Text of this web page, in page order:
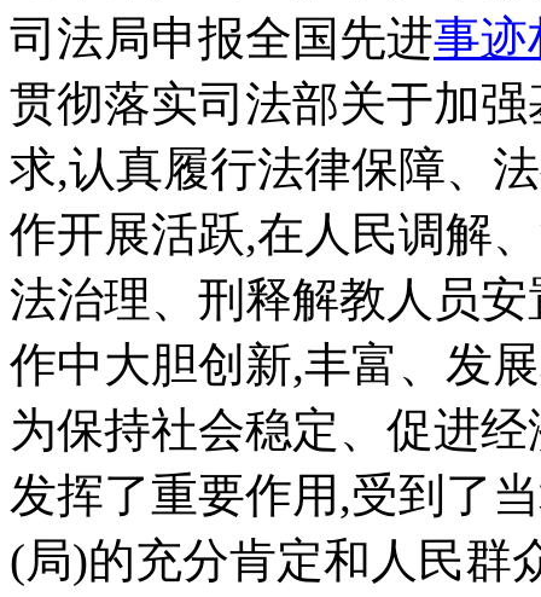
司法局申报全国先进事迹
贯彻落实司法部关于加
求,认真履行法律保障、
作开展活跃,在人民调解
法治理、刑释解教人员
作中大胆创新,丰富、发
为保持社会稳定、促进
发挥了重要作用,受到了
(局)的充分肯定和人民群